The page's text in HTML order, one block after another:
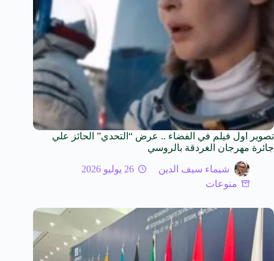
تصوير اول فيلم في الفضاء .. عرض “التحدي” الحائز علي
جائرة مهرجان الغردقة بالروسي
شيماء سيف الدين
26 يوليو 2026
منوعات